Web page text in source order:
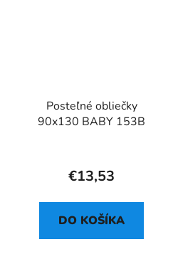
Posteľné obliečky
90x130 BABY 153B
€13,53
DO KOŠÍKA